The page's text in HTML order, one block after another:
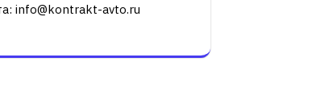
info@kontrakt-avto.ru